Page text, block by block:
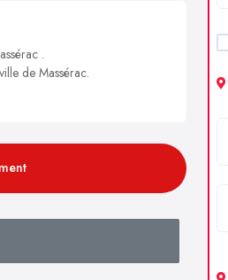
.
de Massérac.